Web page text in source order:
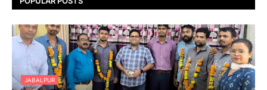
JABALPUR